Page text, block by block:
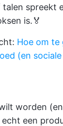
spreekt
is.🏅
Hoe om te
(en sociale
worden
een